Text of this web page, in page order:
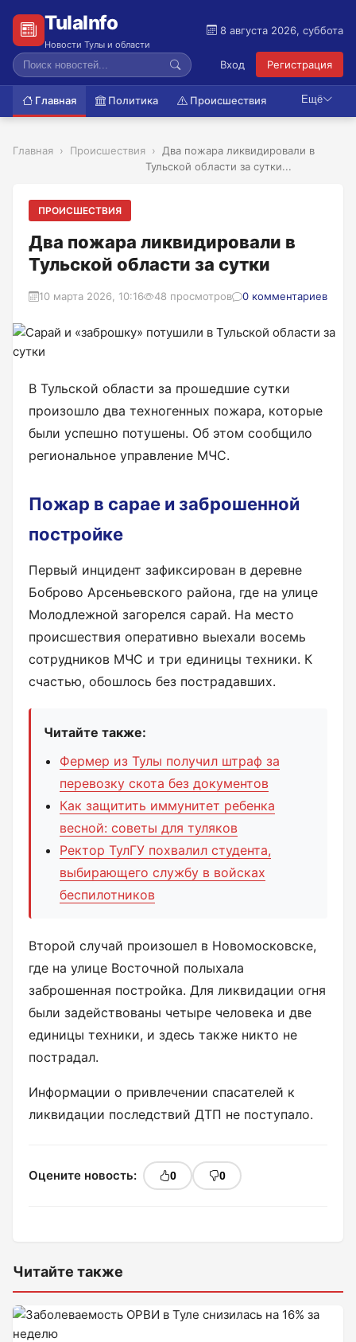
TulaInfo
Новости Тулы и области
8 августа 2026, суббота
Вход Регистрация
Главная Политика Происшествия Ещё
Главная Происшествия
Два пожара ликвидировали в
Тульской области за сутки...
ПРОИСШЕСТВИЯ
Два пожара ликвидировали в
Тульской области за сутки
10 марта 2026, 10:16 48 просмотров 0 комментариев
В Тульской области за прошедшие сутки
произошло два техногенных пожара, которые
были успешно потушены. Об этом сообщило
региональное управление МЧС.
Пожар в сарае и заброшенной
постройке
Первый инцидент зафиксирован в деревне
Боброво Арсеньевского района, где на улице
Молодлежной загорелся сарай. На место
происшествия оперативно выехали восемь
сотрудников МЧС и три единицы техники. К
счастью, обошлось без пострадавших.
Читайте также:
Фермер из Тулы получил штраф за
перевозку скота без документов
Как защитить иммунитет ребенка
весной: советы для туляков
Ректор ТулГУ похвалил студента,
выбирающего службу в войсках
беспилотников
Второй случай произошел в Новомосковске,
где на улице Восточной полыхала
заброшенная постройка. Для ликвидации огня
были задействованы четыре человека и две
единицы техники, и здесь также никто не
пострадал.
Информации о привлечении спасателей к
ликвидации последствий ДТП не поступало.
Оцените новость: 0 0
Читайте также